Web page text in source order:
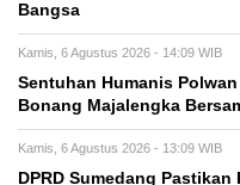
Bangsa
Kamis, 6 Agustus 2026 - 14:09 WIB
Sentuhan Humanis
Bonang Majalengka
Kamis, 6 Agustus 2026 - 13:09 WIB
DPRD Sumedang